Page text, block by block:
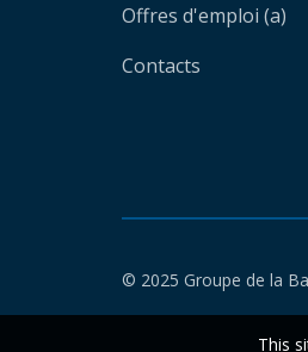
Offres d'emploi (a)
Contacts
© 2025 Groupe de la
This